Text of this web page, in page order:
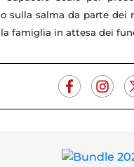
sulla salma da parte dei
famiglia in attesa dei